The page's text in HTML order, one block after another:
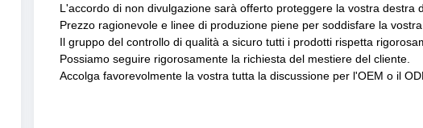
L'accordo di non divulgazione sarà offerto proteggere la vostra destra
Prezzo ragionevole e linee di produzione piene per soddisfare la
Il gruppo del controllo di qualità a sicuro tutti i prodotti rispetta
Possiamo seguire rigorosamente la richiesta del mestiere del cliente.
Accolga favorevolmente la vostra tutta la discussione per l'OEM o il